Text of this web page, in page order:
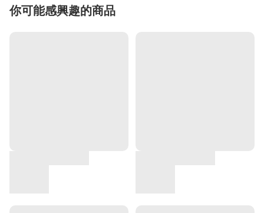
你可能感興趣的商品